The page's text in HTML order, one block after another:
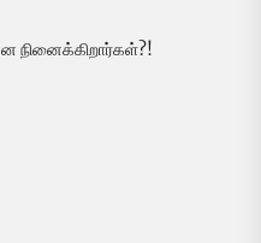
நினைக்கிறார்கள்?!